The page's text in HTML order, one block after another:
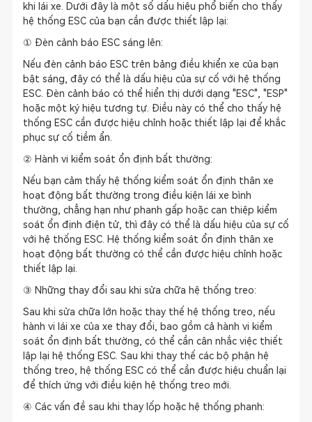
khi lái xe. Dưới đây là một số dấu hiệu phổ biến cho thấy
hệ thống ESC của bạn cần được thiết lập lại:
① Đèn cảnh báo ESC sáng lên:
Nếu đèn cảnh báo ESC trên bảng điều khiển xe của bạn
bật sáng, đây có thể là dấu hiệu của sự cố với hệ thống
ESC. Đèn cảnh báo có thể hiển thị dưới dạng "ESC", "ESP"
hoặc một ký hiệu tương tự. Điều này có thể cho thấy hệ
thống ESC cần được hiệu chỉnh hoặc thiết lập lại để khắc
phục sự cố tiềm ẩn.
② Hành vi kiểm soát ổn định bất thường:
Nếu bạn cảm thấy hệ thống kiểm soát ổn định thân xe
hoạt động bất thường trong điều kiện lái xe bình
thường, chẳng hạn như phanh gấp hoặc can thiệp kiểm
soát ổn định điện tử, thì đây có thể là dấu hiệu của sự cố
với hệ thống ESC. Hệ thống kiểm soát ổn định thân xe
hoạt động bất thường có thể cần được hiệu chỉnh hoặc
thiết lập lại.
③ Những thay đổi sau khi sửa chữa hệ thống treo:
Sau khi sửa chữa lớn hoặc thay thế hệ thống treo, nếu
hành vi lái xe của xe thay đổi, bao gồm cả hành vi kiểm
soát ổn định bất thường, có thể cần cân nhắc việc thiết
lập lại hệ thống ESC. Sau khi thay thế các bộ phận hệ
thống treo, hệ thống ESC có thể cần được hiệu chuẩn lại
để thích ứng với điều kiện hệ thống treo mới.
④ Các vấn đề sau khi thay lốp hoặc hệ thống phanh: